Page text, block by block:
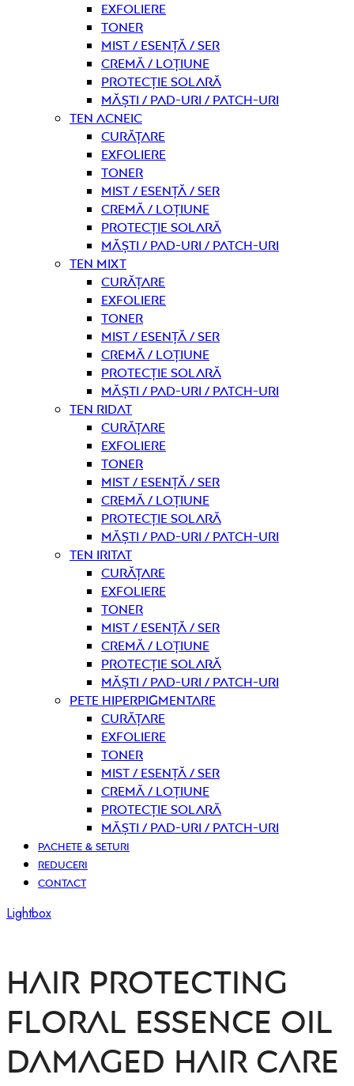
Exfoliere
Toner
Mist / Esență / Ser
Cremă / Loțiune
Protecție solară
Măști / Pad-uri / Patch-uri
Ten acneic
curățare
Exfoliere
Toner
Mist / Esență / Ser
Cremă / Loțiune
Protecție solară
Măști / Pad-uri / Patch-uri
Ten mixt
curățare
Exfoliere
Toner
Mist / Esență / Ser
Cremă / Loțiune
Protecție solară
Măști / Pad-uri / Patch-uri
Ten ridat
curățare
Exfoliere
Toner
Mist / Esență / Ser
Cremă / Loțiune
Protecție solară
Măști / Pad-uri / Patch-uri
Ten iritat
curățare
Exfoliere
Toner
Mist / Esență / Ser
Cremă / Loțiune
Protecție solară
Măști / Pad-uri / Patch-uri
Pete hiperpigmentare
curățare
Exfoliere
Toner
Mist / Esență / Ser
Cremă / Loțiune
Protecție solară
Măști / Pad-uri / Patch-uri
PACHETE & SETURI
REDUCERI
CONTACT
Lightbox
HAIR PROTECTING
FLORAL ESSENCE OIL
DAMAGED HAIR CARE